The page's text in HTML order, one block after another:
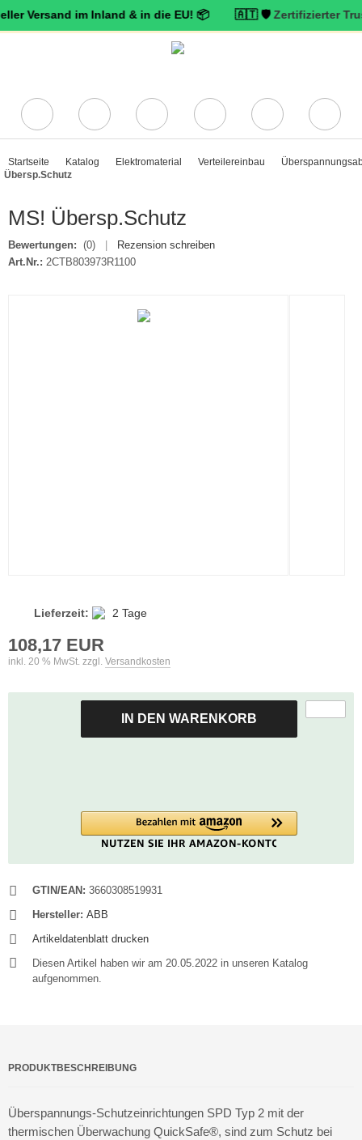
im Inland & in die EU! 📦 🇦🇹 🛡️ Zertifizierter Trusted
Startseite Katalog Elektromaterial Verteilereinbau
Übersp.Schutz
MS! Übersp.Schutz
Bewertungen: (0)
Rezension schreiben
Art.Nr.: 2CTB803973R1100
Lieferzeit: 2 Tage
108,17 EUR
inkl. 20 % MwSt. zzgl. Versandkosten
IN DEN WARENKORB
GTIN/EAN: 3660308519931
Hersteller: ABB
Artikeldatenblatt drucken
Diesen Artikel haben wir am 20.05.2022 in unseren Katalog
aufgenommen.
PRODUKTBESCHREIBUNG
Überspannungs-Schutzeinrichtungen SPD Typ 2 mit der
thermischen Überwachung QuickSafe®, sind zum Schutz bei